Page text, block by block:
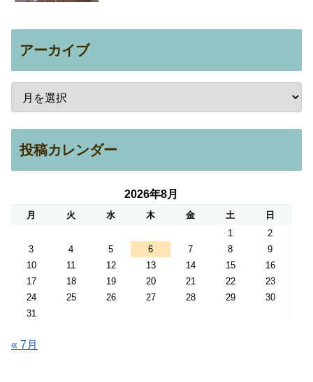
アーカイブ
投稿カレンダー
2026年8月
月 火 水 木 金 土
日
1
2
3
4 5 6 7 8
9
10
11 12 13 14 15
16
17
18 19 20 21 22
23
24
25 26 27 28 29
30
31
« 7月